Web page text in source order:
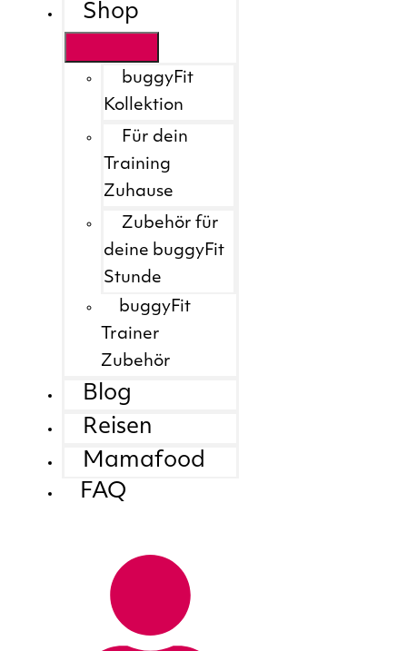
Shop
buggyFit
Kollektion
Für dein
Training
Zuhause
Zubehör für
deine buggyFit
Stunde
buggyFit
Trainer
Zubehör
Blog
Reisen
Mamafood
FAQ